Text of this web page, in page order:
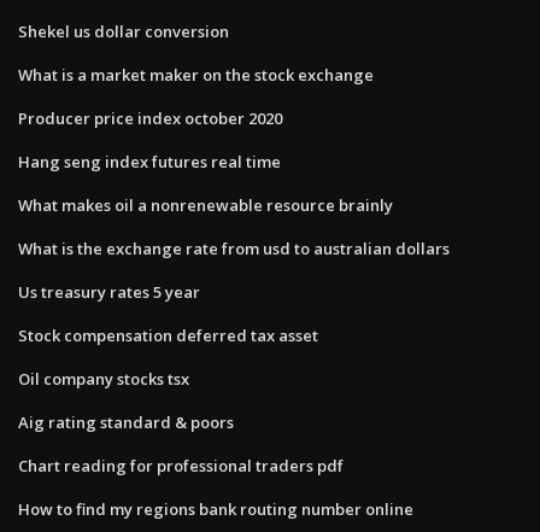
Shekel us dollar conversion
What is a market maker on the stock exchange
Producer price index october 2020
Hang seng index futures real time
What makes oil a nonrenewable resource brainly
What is the exchange rate from usd to australian dollars
Us treasury rates 5 year
Stock compensation deferred tax asset
Oil company stocks tsx
Aig rating standard & poors
Chart reading for professional traders pdf
How to find my regions bank routing number online